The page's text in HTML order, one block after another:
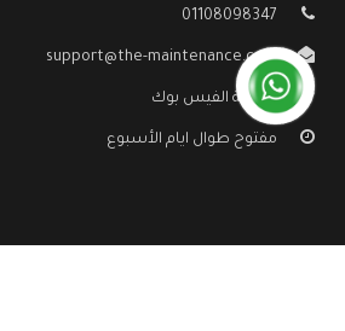
01108098347
support@the-maintenance.com
صفحة الفيس بوك
مفتوح طوال ايام الأسبوع